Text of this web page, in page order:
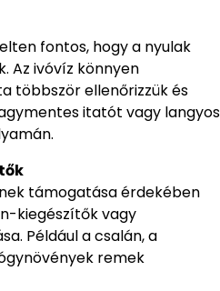
fontos, hogy a nyulak
Az ivóvíz könnyen
többször ellenőrizzük és
itatót vagy langyos
támogatása érdekében
kiegészítők vagy
Például a csalán, a
remek